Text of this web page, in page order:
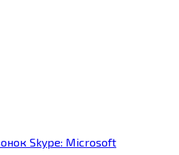
Skype: Microsoft